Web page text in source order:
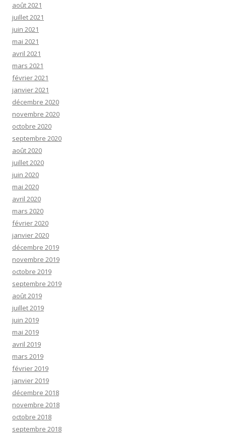
août 2021
juillet 2021
juin 2021
mai 2021
avril 2021
mars 2021
février 2021
janvier 2021
décembre 2020
novembre 2020
octobre 2020
septembre 2020
août 2020
juillet 2020
juin 2020
mai 2020
avril 2020
mars 2020
février 2020
janvier 2020
décembre 2019
novembre 2019
octobre 2019
septembre 2019
août 2019
juillet 2019
juin 2019
mai 2019
avril 2019
mars 2019
février 2019
janvier 2019
décembre 2018
novembre 2018
octobre 2018
septembre 2018